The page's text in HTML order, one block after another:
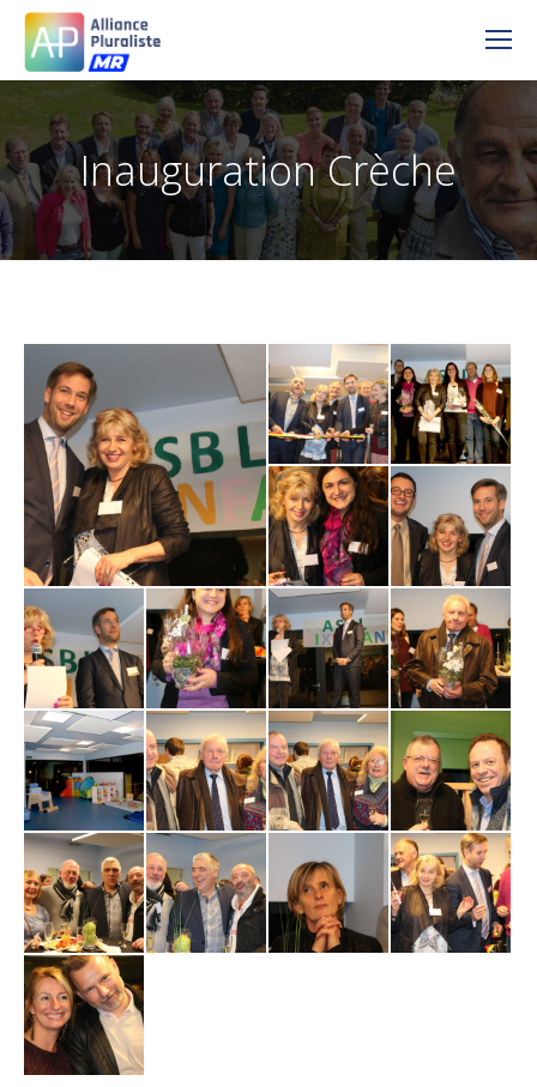
Inauguration Crèche